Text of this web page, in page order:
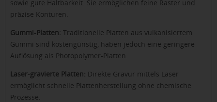
sowie gute Haltbarkeit. Sie ermöglichen feine Raster und
präzise Konturen.
Gummi-Platten: Traditionelle Platten aus vulkanisiertem
Gummi sind kostengünstig, haben jedoch eine geringere
Auflösung als Photopolymer-Platten.
Laser-gravierte Platten: Direkte Gravur mittels Laser
ermöglicht schnelle Plattenherstellung ohne chemische
Prozesse.